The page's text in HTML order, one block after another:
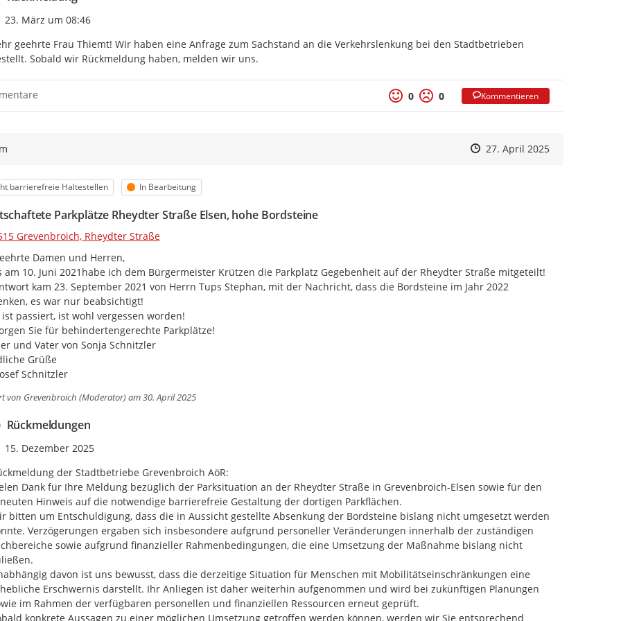
Zeitpunkt des Erstellens
23. März um 08:46
geehrte Frau Thiemt! Wir haben eine Anfrage zum Sachstand an die Verkehrslenkung bei den Stadtbetrieben
Sobald wir Rückmeldung haben, melden wir uns.
0 0 Kommentieren
Zeitpunkt des Erstellens
Zeitpunkt des Erstellens
27. April 2025Zur Äußerung
barrierefreie Haltestellen Status
In Bearbeitung
Parkplätze Rheydter Straße Elsen, hohe Bordsteine
Grevenbroich, Rheydter Straße
Damen und Herren,
am 10. Juni 2021habe ich dem Bürgermeister Krützen die Parkplatz Gegebenheit auf der Rheydter Straße mitgeteilt!
kam 23. September 2021 von Herrn Tups Stephan, mit der Nachricht, dass die Bordsteine im Jahr 2022
es war nur beabsichtigt!
passiert, ist wohl vergessen worden!
Sie für behindertengerechte Parkplätze!
und Vater von Sonja Schnitzler
Grüße
Schnitzler
von Grevenbroich (Moderator)am 30. April 2025
Rückmeldungen
Zeitpunkt des Erstellens
15. Dezember 2025
der Stadtbetriebe Grevenbroich AöR:
Dank für Ihre Meldung bezüglich der Parksituation an der Rheydter Straße in Grevenbroich-Elsen sowie für den
Hinweis auf die notwendige barrierefreie Gestaltung der dortigen Parkflächen.
bitten um Entschuldigung, dass die in Aussicht gestellte Absenkung der Bordsteine bislang nicht umgesetzt werden
Verzögerungen ergaben sich insbesondere aufgrund personeller Veränderungen innerhalb der zuständigen
sowie aufgrund finanzieller Rahmenbedingungen, die eine Umsetzung der Maßnahme bislang nicht
davon ist uns bewusst, dass die derzeitige Situation für Menschen mit Mobilitätseinschränkungen eine
Erschwernis darstellt. Ihr Anliegen ist daher weiterhin aufgenommen und wird bei zukünftigen Planungen
im Rahmen der verfügbaren personellen und finanziellen Ressourcen erneut geprüft.
konkrete Aussagen zu einer möglichen Umsetzung getroffen werden können, werden wir Sie entsprechend